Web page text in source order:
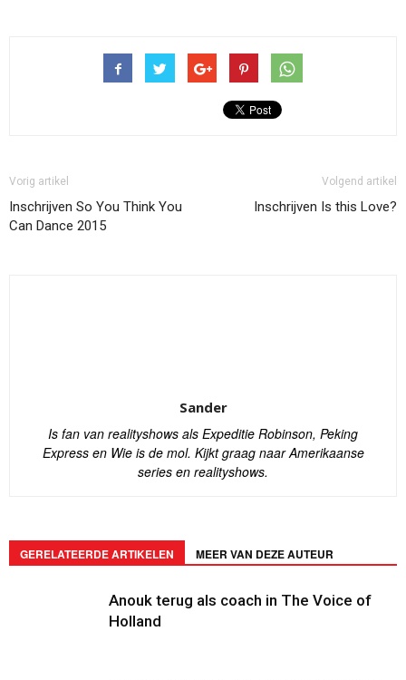
Vorig artikel
Inschrijven So You Think You
Can Dance 2015
Volgend artikel
Inschrijven Is this Love?
Sander
Is fan van realityshows als Expeditie Robinson, Peking
Express en Wie is de mol. Kijkt graag naar Amerikaanse
series en realityshows.
GERELATEERDE ARTIKELEN MEER VAN DEZE AUTEUR
Anouk terug als coach in The Voice of
Holland